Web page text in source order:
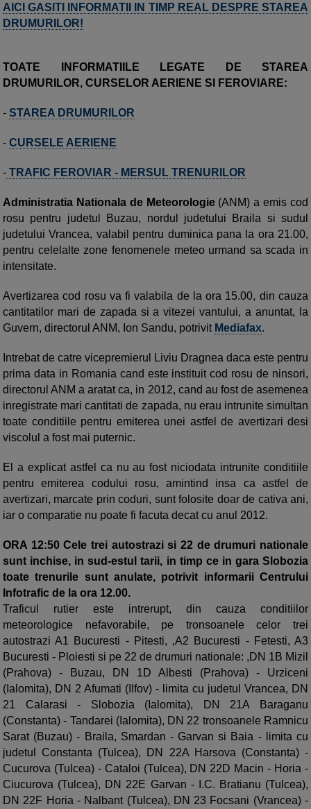
AICI GASITI INFORMATII IN TIMP REAL DESPRE STAREA
DRUMURILOR!
TOATE INFORMATIILE LEGATE DE STAREA
DRUMURILOR, CURSELOR AERIENE SI FEROVIARE:
- STAREA DRUMURILOR
- CURSELE AERIENE
- TRAFIC FEROVIAR - MERSUL TRENURILOR
Administratia Nationala de Meteorologie (ANM) a emis cod
rosu pentru judetul Buzau, nordul judetului Braila si sudul
judetului Vrancea, valabil pentru duminica pana la ora 21.00,
pentru celelalte zone fenomenele meteo urmand sa scada in
intensitate.
Avertizarea cod rosu va fi valabila de la ora 15.00, din cauza
cantitatilor mari de zapada si a vitezei vantului, a anuntat, la
Guvern, directorul ANM, Ion Sandu, potrivit Mediafax.
Intrebat de catre vicepremierul Liviu Dragnea daca este pentru
prima data in Romania cand este instituit cod rosu de ninsori,
directorul ANM a aratat ca, in 2012, cand au fost de asemenea
inregistrate mari cantitati de zapada, nu erau intrunite simultan
toate conditiile pentru emiterea unei astfel de avertizari desi
viscolul a fost mai puternic.
El a explicat astfel ca nu au fost niciodata intrunite conditiile
pentru emiterea codului rosu, amintind insa ca astfel de
avertizari, marcate prin coduri, sunt folosite doar de cativa ani,
iar o comparatie nu poate fi facuta decat cu anul 2012.
ORA 12:50 Cele trei autostrazi si 22 de drumuri nationale
sunt inchise, in sud-estul tarii, in timp ce in gara Slobozia
toate trenurile sunt anulate, potrivit informarii Centrului
Infotrafic de la ora 12.00.
Traficul rutier este intrerupt, din cauza conditiilor
meteorologice nefavorabile, pe tronsoanele celor trei
autostrazi A1 Bucuresti - Pitesti, ,A2 Bucuresti - Fetesti, A3
Bucuresti - Ploiesti si pe 22 de drumuri nationale: ,DN 1B Mizil
(Prahova) - Buzau, DN 1D Albesti (Prahova) - Urziceni
(Ialomita), DN 2 Afumati (Ilfov) - limita cu judetul Vrancea, DN
21 Calarasi - Slobozia (Ialomita), DN 21A Baraganu
(Constanta) - Tandarei (Ialomita), DN 22 tronsoanele Ramnicu
Sarat (Buzau) - Braila, Smardan - Garvan si Baia - limita cu
judetul Constanta (Tulcea), DN 22A Harsova (Constanta) -
Cucurova (Tulcea) - Cataloi (Tulcea), DN 22D Macin - Horia -
Ciucurova (Tulcea), DN 22E Garvan - I.C. Bratianu (Tulcea),
DN 22F Horia - Nalbant (Tulcea), DN 23 Focsani (Vrancea) -